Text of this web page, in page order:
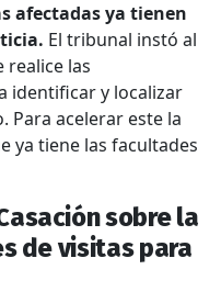
afectadas ya tienen
El tribunal instó al
realice las
identificar y localizar
Para acelerar este la
ya tiene las facultades
sobre la
de visitas para